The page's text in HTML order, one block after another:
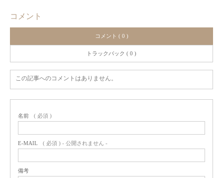
コメント
コメント ( 0 )
トラックバック ( 0 )
この記事へのコメントはありません。
名前 ( 必須 )
E-MAIL ( 必須 ) - 公開されません -
備考